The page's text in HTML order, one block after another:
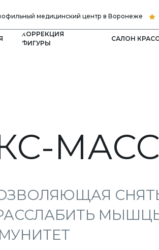
КОРРЕКЦИЯ
ФИГУРЫ
САЛОН
медицинский центр в Воронеже